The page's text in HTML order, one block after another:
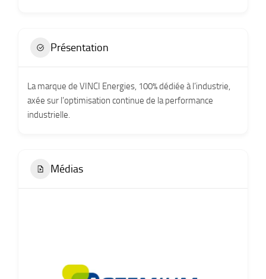
Présentation
La marque de VINCI Energies, 100% dédiée à l’industrie,
axée sur l’optimisation continue de la performance
industrielle.
Médias